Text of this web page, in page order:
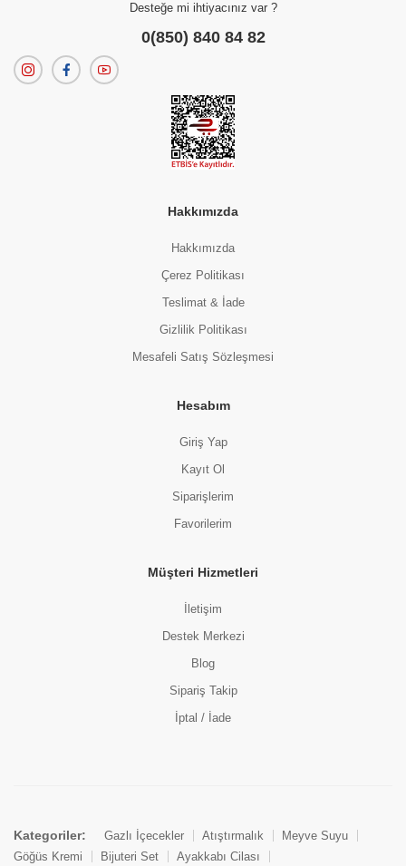
Desteğe mi ihtiyacınız var ?
0(850) 840 84 82
Hakkımızda
Hakkımızda
Çerez Politikası
Teslimat & İade
Gizlilik Politikası
Mesafeli Satış Sözleşmesi
Hesabım
Giriş Yap
Kayıt Ol
Siparişlerim
Favorilerim
Müşteri Hizmetleri
İletişim
Destek Merkezi
Blog
Sipariş Takip
İptal / İade
Kategoriler: Gazlı İçecekler Atıştırmalık
Meyve Suyu
Göğüs Kremi
Bijuteri Set Ayakkabı Cilası